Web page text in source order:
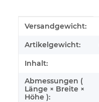
Produkteigenschaft
Wert
Versandgewicht:
Artikelgewicht:
Inhalt:
Abmessungen (
Länge × Breite ×
Höhe ):